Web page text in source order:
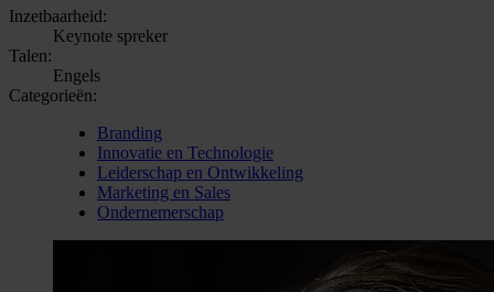
Inzetbaarheid:
Keynote spreker
Talen:
Engels
Categorieën:
Branding
Innovatie en Technologie
Leiderschap en Ontwikkeling
Marketing en Sales
Ondernemerschap